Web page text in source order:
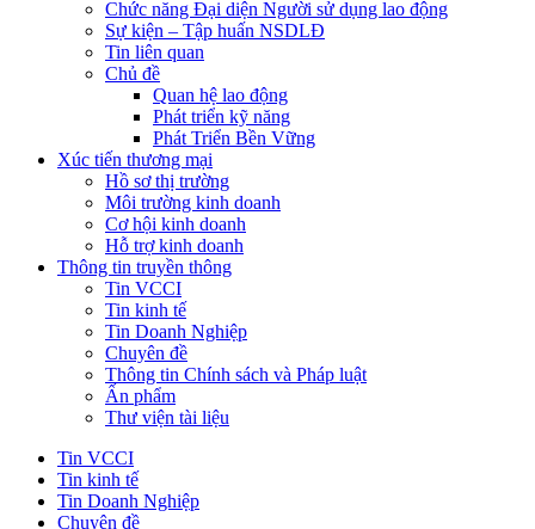
Chức năng Đại diện Người sử dụng lao động
Sự kiện – Tập huấn NSDLĐ
Tin liên quan
Chủ đề
Quan hệ lao động
Phát triển kỹ năng
Phát Triển Bền Vững
Xúc tiến thương mại
Hồ sơ thị trường
Môi trường kinh doanh
Cơ hội kinh doanh
Hỗ trợ kinh doanh
Thông tin truyền thông
Tin VCCI
Tin kinh tế
Tin Doanh Nghiệp
Chuyên đề
Thông tin Chính sách và Pháp luật
Ấn phẩm
Thư viện tài liệu
Tin VCCI
Tin kinh tế
Tin Doanh Nghiệp
Chuyên đề